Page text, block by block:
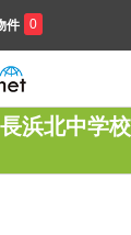
件 0
浜北中学